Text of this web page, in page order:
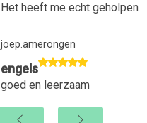
Het heeft me echt geholpen
joep.amerongen
engels
goed en leerzaam